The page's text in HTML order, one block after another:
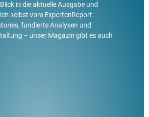
in die aktuelle Ausgabe und
selbst vom ExpertenReport.
fundierte Analysen und
– unser Magazin gibt es auch